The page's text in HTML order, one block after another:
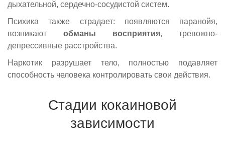
дыхательной, сердечно-сосудистой систем.
Психика также страдает: появляются паранойя,
возникают обманы восприятия, тревожно-
депрессивные расстройства.
Наркотик разрушает тело, полностью подавляет
способность человека контролировать свои действия.
Стадии кокаиновой
зависимости